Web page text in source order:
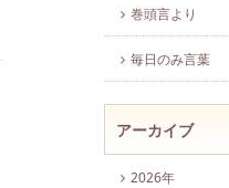
巻頭言より
毎日のみ言葉
アーカイブ
2026年